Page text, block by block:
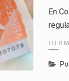
En
LEER